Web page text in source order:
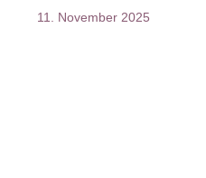
11. November 2025